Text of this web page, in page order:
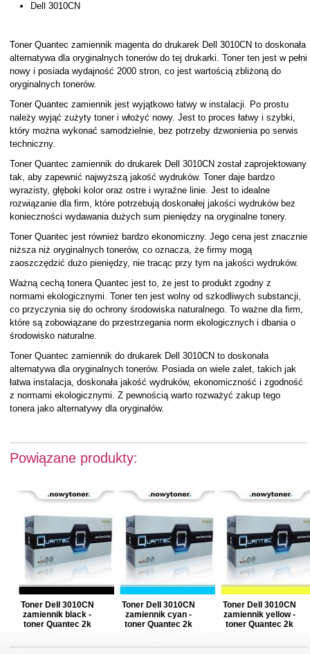
Dell 3010CN
Toner Quantec zamiennik magenta do drukarek Dell 3010CN to doskonała
alternatywa dla oryginalnych tonerów do tej drukarki. Toner ten jest w pełni
nowy i posiada wydajność 2000 stron, co jest wartością zbliżoną do
oryginalnych tonerów.
Toner Quantec zamiennik jest wyjątkowo łatwy w instalacji. Po prostu
należy wyjąć zużyty toner i włożyć nowy. Jest to proces łatwy i szybki,
który można wykonać samodzielnie, bez potrzeby dzwonienia po serwis
techniczny.
Toner Quantec zamiennik do drukarek Dell 3010CN został zaprojektowany
tak, aby zapewnić najwyższą jakość wydruków. Toner daje bardzo
wyrazisty, głęboki kolor oraz ostre i wyraźne linie. Jest to idealne
rozwiązanie dla firm, które potrzebują doskonałej jakości wydruków bez
konieczności wydawania dużych sum pieniędzy na oryginalne tonery.
Toner Quantec jest również bardzo ekonomiczny. Jego cena jest znacznie
niższa niż oryginalnych tonerów, co oznacza, że firmy mogą
zaoszczędzić dużo pieniędzy, nie tracąc przy tym na jakości wydruków.
Ważną cechą tonera Quantec jest to, że jest to produkt zgodny z
normami ekologicznymi. Toner ten jest wolny od szkodliwych substancji,
co przyczynia się do ochrony środowiska naturalnego. To ważne dla firm,
które są zobowiązane do przestrzegania norm ekologicznych i dbania o
środowisko naturalne.
Toner Quantec zamiennik do drukarek Dell 3010CN to doskonała
alternatywa dla oryginalnych tonerów. Posiada on wiele zalet, takich jak
łatwa instalacja, doskonała jakość wydruków, ekonomiczność i zgodność
z normami ekologicznymi. Z pewnością warto rozważyć zakup tego
tonera jako alternatywy dla oryginałów.
Powiązane produkty:
Toner Dell 3010CN
zamiennik black -
toner Quantec 2k
Toner Dell 3010CN
zamiennik cyan -
toner Quantec 2k
Toner Dell 3010CN
zamiennik yellow -
toner Quantec 2k